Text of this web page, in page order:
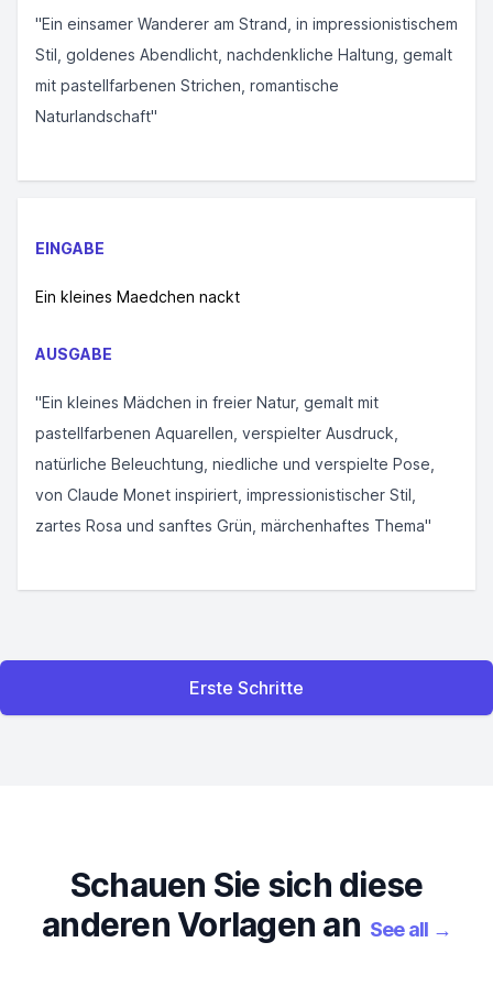
"Ein einsamer Wanderer am Strand, in impressionistischem
Stil, goldenes Abendlicht, nachdenkliche Haltung, gemalt
mit pastellfarbenen Strichen, romantische
Naturlandschaft"
EINGABE
Ein kleines Maedchen nackt
AUSGABE
"Ein kleines Mädchen in freier Natur, gemalt mit
pastellfarbenen Aquarellen, verspielter Ausdruck,
natürliche Beleuchtung, niedliche und verspielte Pose,
von Claude Monet inspiriert, impressionistischer Stil,
zartes Rosa und sanftes Grün, märchenhaftes Thema"
Erste Schritte
Schauen Sie sich diese
anderen Vorlagen an See all →